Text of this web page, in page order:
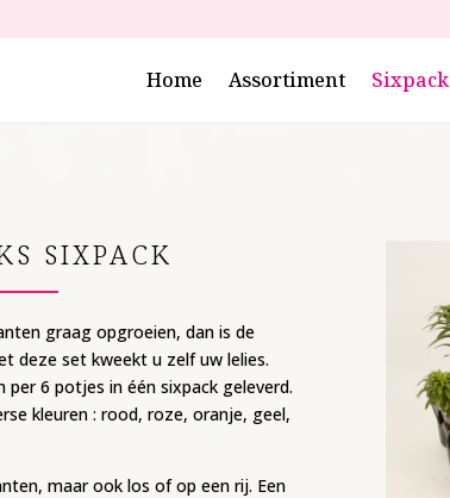
Home Assortiment Sixpack
SIXPACK
graag opgroeien, dan is de
deze set kweekt u zelf uw lelies.
6 potjes in één sixpack geleverd.
kleuren : rood, roze, oranje, geel,
maar ook los of op een rij. Een